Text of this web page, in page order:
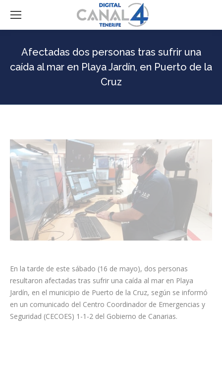
Afectadas dos personas tras sufrir una
caída al mar en Playa Jardín, en Puerto de la
Cruz
En la tarde de este sábado (16 de mayo), dos personas
resultaron afectadas tras sufrir una caída al mar en Playa
Jardín, en el municipio de Puerto de la Cruz, según se informó
en un comunicado del Centro Coordinador de Emergencias y
Seguridad (CECOES) 1-1-2 del Gobierno de Canarias.